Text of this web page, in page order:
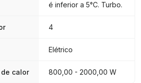
é inferior a 5°C. Turbo.
4
Elétrico
calor 800,00 - 2000,00 W